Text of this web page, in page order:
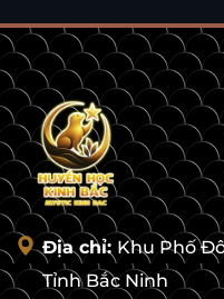
lòng đất, hấp thụ linh
năng lượng từ quả
khả năng lan tỏa
nhiều điều may mắn
Ý nghĩa phong
anh tím
Tăng cường trí
Quả cầu thạch
người làm công
Địa chỉ: Khu Phố
Tỉnh Bắc Ninh